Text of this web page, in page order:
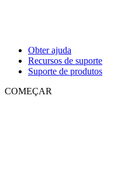
Obter ajuda
Recursos de suporte
Suporte de produtos
COMEÇAR